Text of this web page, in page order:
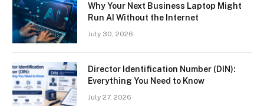
Why Your Next Business Laptop Might
Run AI Without the Internet
July 30, 2026
Director Identification Number (DIN):
Everything You Need to Know
July 27, 2026